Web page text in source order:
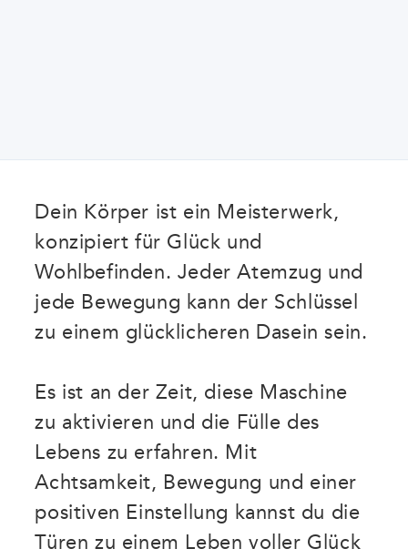
Dein Körper ist ein Meisterwerk,
konzipiert für Glück und
Wohlbefinden. Jeder Atemzug und
jede Bewegung kann der Schlüssel
zu einem glücklicheren Dasein sein.
Es ist an der Zeit, diese Maschine
zu aktivieren und die Fülle des
Lebens zu erfahren. Mit
Achtsamkeit, Bewegung und einer
positiven Einstellung kannst du die
Türen zu einem Leben voller Glück